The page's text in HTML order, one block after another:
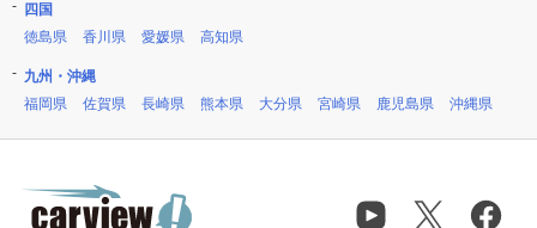
四国
徳島県
香川県 愛媛県 高知県
九州・沖縄
福岡県
佐賀県 長崎県 熊本県 大分県 宮崎県 鹿児島県 沖縄県